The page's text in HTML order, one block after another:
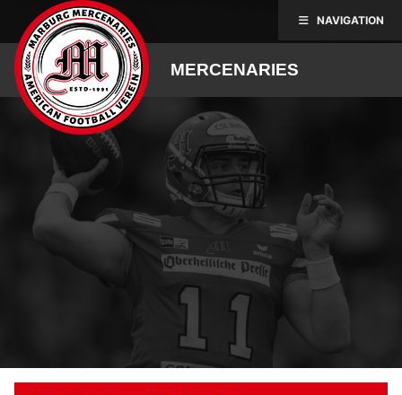
content
MERCENARIES
NAVIGATION